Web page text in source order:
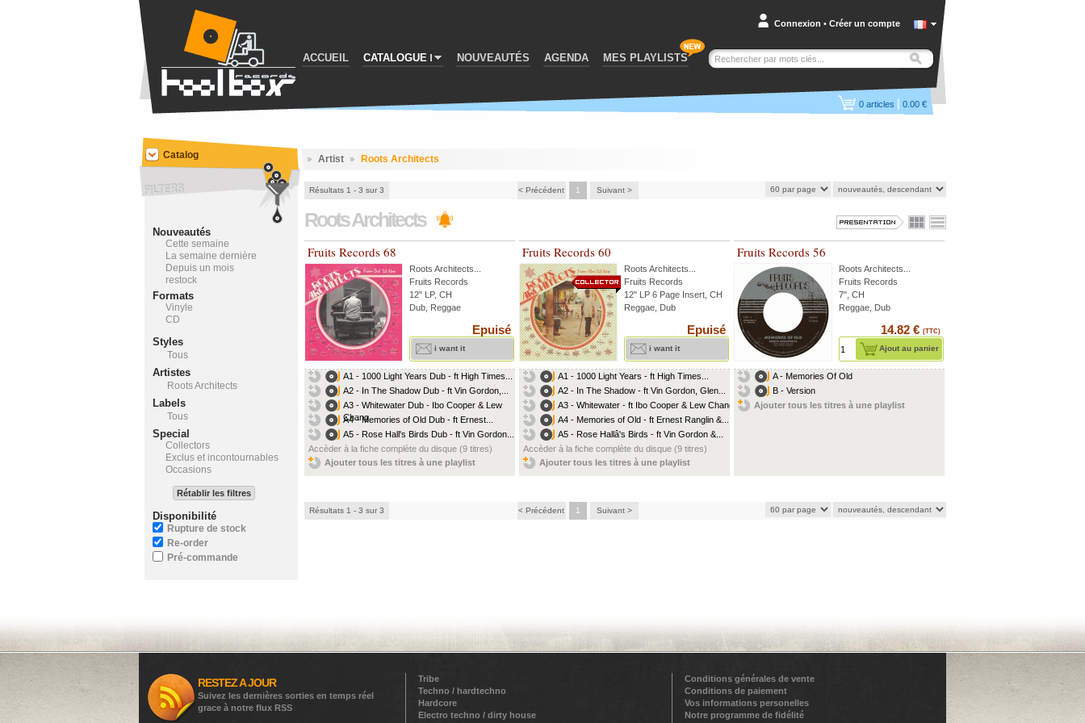
ACCUEIL CATALOGUE NOUVEAUTÉS AGENDA MES PLAYLISTS
Connexion • Créer un compte
0 articles | 0.00 €
Artist Roots Architects
Résultats 1 - 3 sur 3 < Précédent 1 Suivant >
Roots Architects
Fruits Records 68
Roots Architects
Fruits Records
12" LP, CH
Dub, Reggae
Epuisé
i want it
A1 - 1000 Light Years Dub - ft High Times...
A2 - In The Shadow Dub - ft Vin Gordon,...
A3 - Whitewater Dub - Ibo Cooper & Lew
Chang
A4 - Memories of Old Dub - ft Ernest...
A5 - Rose Hall's Birds Dub - ft Vin Gordon...
Accèder à la fiche complète du disque (9 titres)
Ajouter tous les titres à une playlist
Fruits Records 60
Roots Architects
Fruits Records
12" LP 6 Page Insert, CH
Reggae, Dub
Epuisé
i want it
A1 - 1000 Light Years - ft High Times...
A2 - In The Shadow - ft Vin Gordon, Glen...
A3 - Whitewater - ft Ibo Cooper & Lew Chang
A4 - Memories of Old - ft Ernest Ranglin &...
A5 - Rose Hallâ's Birds - ft Vin Gordon &...
Accèder à la fiche complète du disque (9 titres)
Ajouter tous les titres à une playlist
Fruits Records 56
Roots Architects
Fruits Records
7", CH
Reggae, Dub
14.82 € (TTC)
Ajout au panier
A - Memories Of Old
B - Version
Ajouter tous les titres à une playlist
Résultats 1 - 3 sur 3 < Précédent 1 Suivant >
Catalog
Nouveautés
Cette semaine
La semaine dernière
Depuis un mois
restock
Formats
Vinyle
CD
Styles
Tous
Artistes
Roots Architects
Labels
Tous
Special
Collectors
Exclus et incontournables
Occasions
Rétablir les filtres
Disponibilité
Rupture de stock
Re-order
Pré-commande
RESTEZ A JOUR
Suivez les dernières sorties en temps réel
grace à notre flux RSS
Tribe
Techno / hardtechno
Hardcore
Electro techno / dirty house
Conditions générales de vente
Conditions de paiement
Vos informations personelles
Notre programme de fidélité